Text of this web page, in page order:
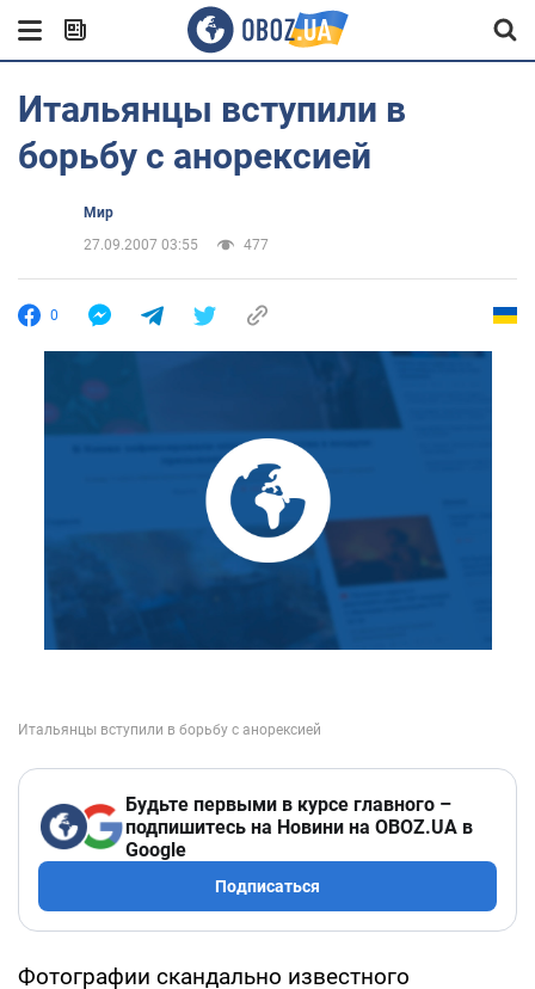
Итальянцы вступили в
борьбу с анорексией
Мир
27.09.2007 03:55
477
0
Будьте первыми в курсе главного –
подпишитесь на Новини на OBOZ.UA в
Google
Подписаться
Фотографии скандально известного